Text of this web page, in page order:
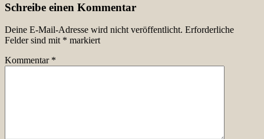
Schreibe einen Kommentar
Deine E-Mail-Adresse wird nicht veröffentlicht. Erforderliche
Felder sind mit * markiert
Kommentar *